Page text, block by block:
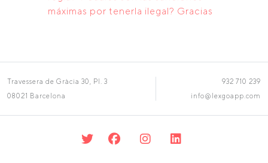
máximas por tenerla ilegal? Gracias
Travessera de Gràcia 30, Pl. 3
08021 Barcelona
932 710 239
info@lexgoapp.com